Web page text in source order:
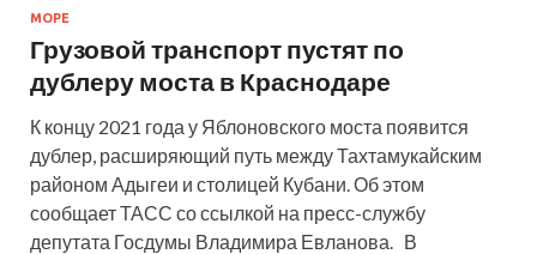
МОРЕ
Грузовой транспорт пустят по
дублеру моста в Краснодаре
К концу 2021 года у Яблоновского моста появится
дублер, расширяющий путь между Тахтамукайским
районом Адыгеи и столицей Кубани. Об этом
сообщает ТАСС со ссылкой на пресс-службу
депутата Госдумы Владимира Евланова. В